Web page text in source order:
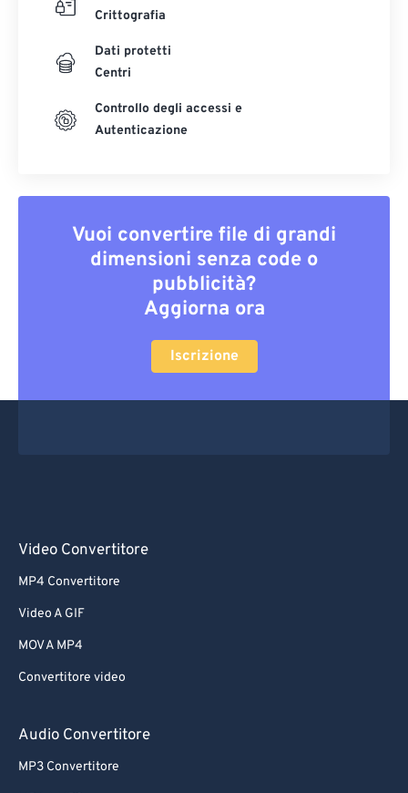
Crittografia
Dati protetti
Centri
Controllo degli accessi e
Autenticazione
Vuoi convertire file di grandi
dimensioni senza code o
pubblicità?
Aggiorna ora
Iscrizione
Video Convertitore
MP4 Convertitore
Video A GIF
MOV A MP4
Convertitore video
Audio Convertitore
MP3 Convertitore